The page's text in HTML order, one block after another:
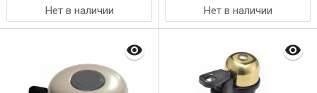
Нет в наличии Нет в наличии